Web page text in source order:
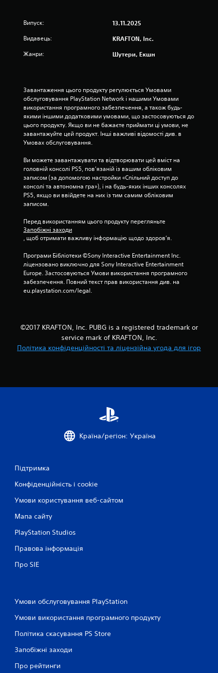
Випуск: 13.11.2025
Видавець: KRAFTON, Inc.
Жанри: Шутери, Екшн
Завантаження цього продукту регулюється Умовами
обслуговування PlayStation Network і нашими Умовами
використання програмного забезпечення, а також будь-
якими іншими додатковими умовами, що застосовуються до
цього продукту. Якщо ви не бажаєте приймати ці умови, не
завантажуйте цей продукт. Інші важливі відомості див. в
Умовах обслуговування.
Ви можете завантажувати та відтворювати цей вміст на
головній консолі PS5, пов’язаній із вашим обліковим
записом (за допомогою настройки «Спільний доступ до
консолі та автономна гра»), і на будь-яких інших консолях
PS5, якщо ви ввійдете на них із тим самим обліковим
записом.
Перед використанням цього продукту перегляньте
Запобіжні заходи
, щоб отримати важливу інформацію щодо здоров’я.
Програми Бібліотеки ©Sony Interactive Entertainment Inc.
ліцензовано виключно для Sony Interactive Entertainment
Europe. Застосовуються Умови використання програмного
забезпечення. Повний текст прав використання див. на
eu.playstation.com/legal.
©2017 KRAFTON, Inc. PUBG is a registered trademark or
service mark of KRAFTON, Inc.
Політика конфіденційності та ліцензійна угода для ігор
Країна/регіон: Україна
Підтримка
Конфіденційність і cookie
Умови користування веб-сайтом
Мапа сайту
PlayStation Studios
Правова інформація
Про SIE
Умови обслуговування PlayStation
Умови використання програмного продукту
Політика скасування PS Store
Запобіжні заходи
Про рейтинги